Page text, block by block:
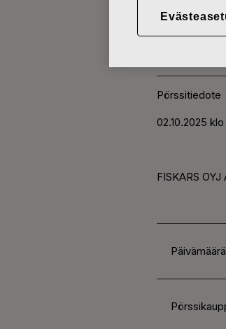
Pörssitiedote
02.10.2025
FISKARS
Päivämäärä